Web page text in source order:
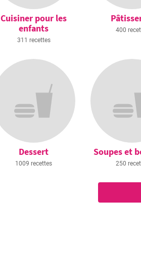
Cuisiner pour les
enfants
311 recettes
400
Dessert
1009 recettes
Soupes et
250